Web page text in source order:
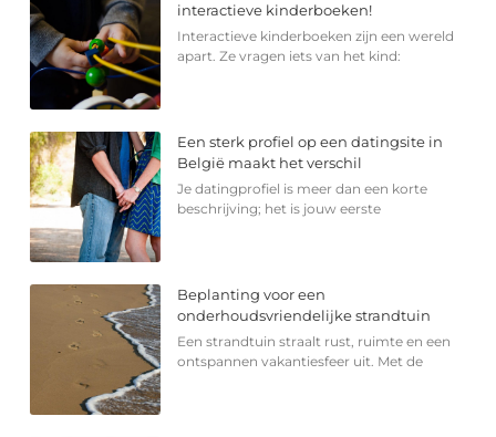
interactieve kinderboeken!
Interactieve kinderboeken zijn een wereld
apart. Ze vragen iets van het kind:
Een sterk profiel op een datingsite in
België maakt het verschil
Je datingprofiel is meer dan een korte
beschrijving; het is jouw eerste
Beplanting voor een
onderhoudsvriendelijke strandtuin
Een strandtuin straalt rust, ruimte en een
ontspannen vakantiesfeer uit. Met de